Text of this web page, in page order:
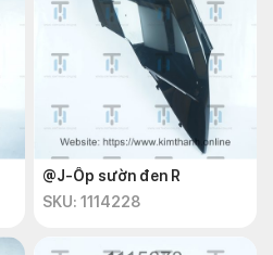
@J-Ốp sườn đen R
SKU: 1114228